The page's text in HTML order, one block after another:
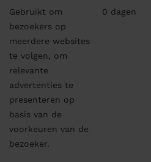
Gebruikt om
bezoekers op
meerdere websites
te volgen, om
relevante
advertenties te
presenteren op
basis van de
voorkeuren van de
bezoeker.
0 dagen